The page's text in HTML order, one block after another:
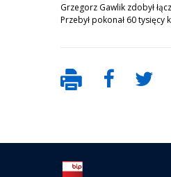
Grzegorz Gawlik zdobył
Przebył pokonał 60 tysięcy